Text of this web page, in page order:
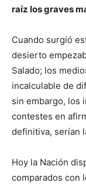
raíz los graves
Cuando surgió
desierto
Salado; los
incalculable de
sin embargo, los
contestes en
definitiva, serían
Hoy la Nación
comparados con